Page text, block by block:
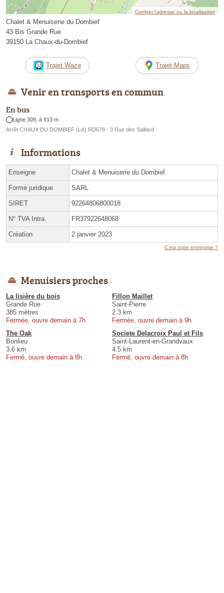
Corriger l’adresse ou la localisation
Chalet & Menuiserie du Dombief
43 Bis Grande Rue
39150 La Chaux-du-Dombief
Trajet Waze Trajet Maps
Venir en transports en commun
En bus
Ligne 309, à 813 m
Arrêt CHAUX DU DOMBIEF (LA) RD678 - 3 Rue des Saillard
Informations
Enseigne Chalet & Menuiserie du Dombief
Forme juridique SARL
SIRET 92264806800018
N° TVA Intra. FR37922648068
Création 2 janvier 2023
C'est votre entreprise ?
Menuisiers proches
La lisière du bois
Grande Rue
385 mètres
Fermée, ouvre demain à 7h
Fillon Maillet
Saint-Pierre
2.3 km
Fermée, ouvre demain à 9h
The Oak
Bonlieu
3.6 km
Fermé, ouvre demain à 8h
Societe Delacroix Paul et Fils
Saint-Laurent-en-Grandvaux
4.5 km
Fermé, ouvre demain à 8h